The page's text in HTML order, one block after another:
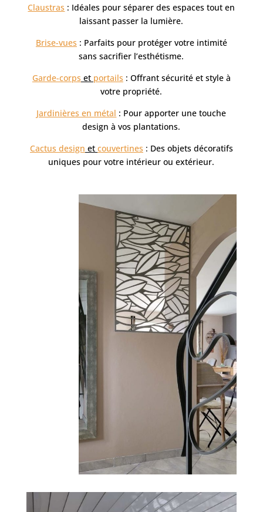
Claustras : Idéales pour séparer des espaces tout en
laissant passer la lumière.
Brise-vues : Parfaits pour protéger votre intimité
sans sacrifier l’esthétisme.
Garde-corps et portails : Offrant sécurité et style à
votre propriété.
Jardinières en métal : Pour apporter une touche
design à vos plantations.
Cactus design et couvertines : Des objets décoratifs
uniques pour votre intérieur ou extérieur.